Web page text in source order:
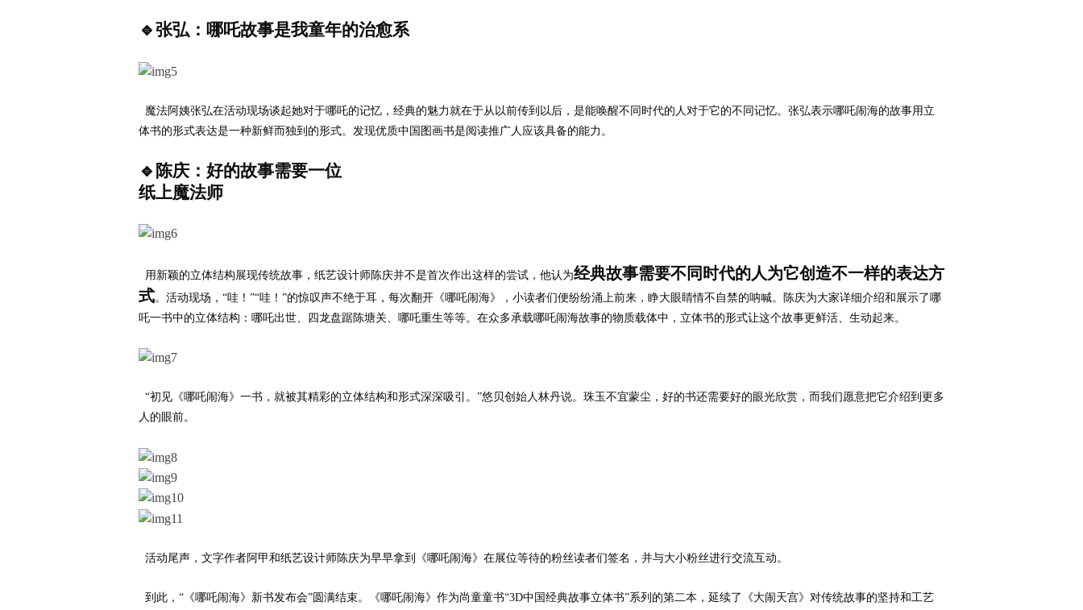
🔹张弘：哪吒故事是我童年的治愈系
魔法阿姨张弘在活动现场谈起她对于哪吒的记忆，经典的魅力就在于从以前传到以后，是能唤醒不同时代的人对于它的不同记忆。张弘表示哪吒闹海的故事用立
体书的形式表达是一种新鲜而独到的形式。发现优质中国图画书是阅读推广人应该具备的能力。
🔹 陈庆：好的故事需要一位
纸上魔法师
用新颖的立体结构展现传统故事，纸艺设计师陈庆并不是首次作出这样的尝试，他认为经典故事需要不同时代的人为它创造不一样的表达方
式。活动现场， “哇！ ”“哇！ ”的惊叹声不绝于耳，每次翻开《哪吒闹海》，小读者们便纷纷涌上前来，睁大眼睛情不自禁的呐喊。陈庆为大家详细介绍和展示了哪
吒一书中的立体结构：哪吒出世、四龙盘踞陈塘关、哪吒重生等等。在众多承载哪吒闹海故事的物质载体中，立体书的形式让这个故事更鲜活、生动起来。
“初见《哪吒闹海》一书，就被其精彩的立体结构和形式深深吸引。 ”悠贝创始人林丹说。珠玉不宜蒙尘，好的书还需要好的眼光欣赏，而我们愿意把它介绍到更多
人的眼前。
活动尾声，文字作者阿甲和纸艺设计师陈庆为早早拿到《哪吒闹海》在展位等待的粉丝读者们签名，并与大小粉丝进行交流互动。
到此， “ 《哪吒闹海》新书发布会”圆满结束。《哪吒闹海》作为尚童童书“3D中国经典故事立体书”系列的第二本，延续了《大闹天宫》对传统故事的坚持和工艺